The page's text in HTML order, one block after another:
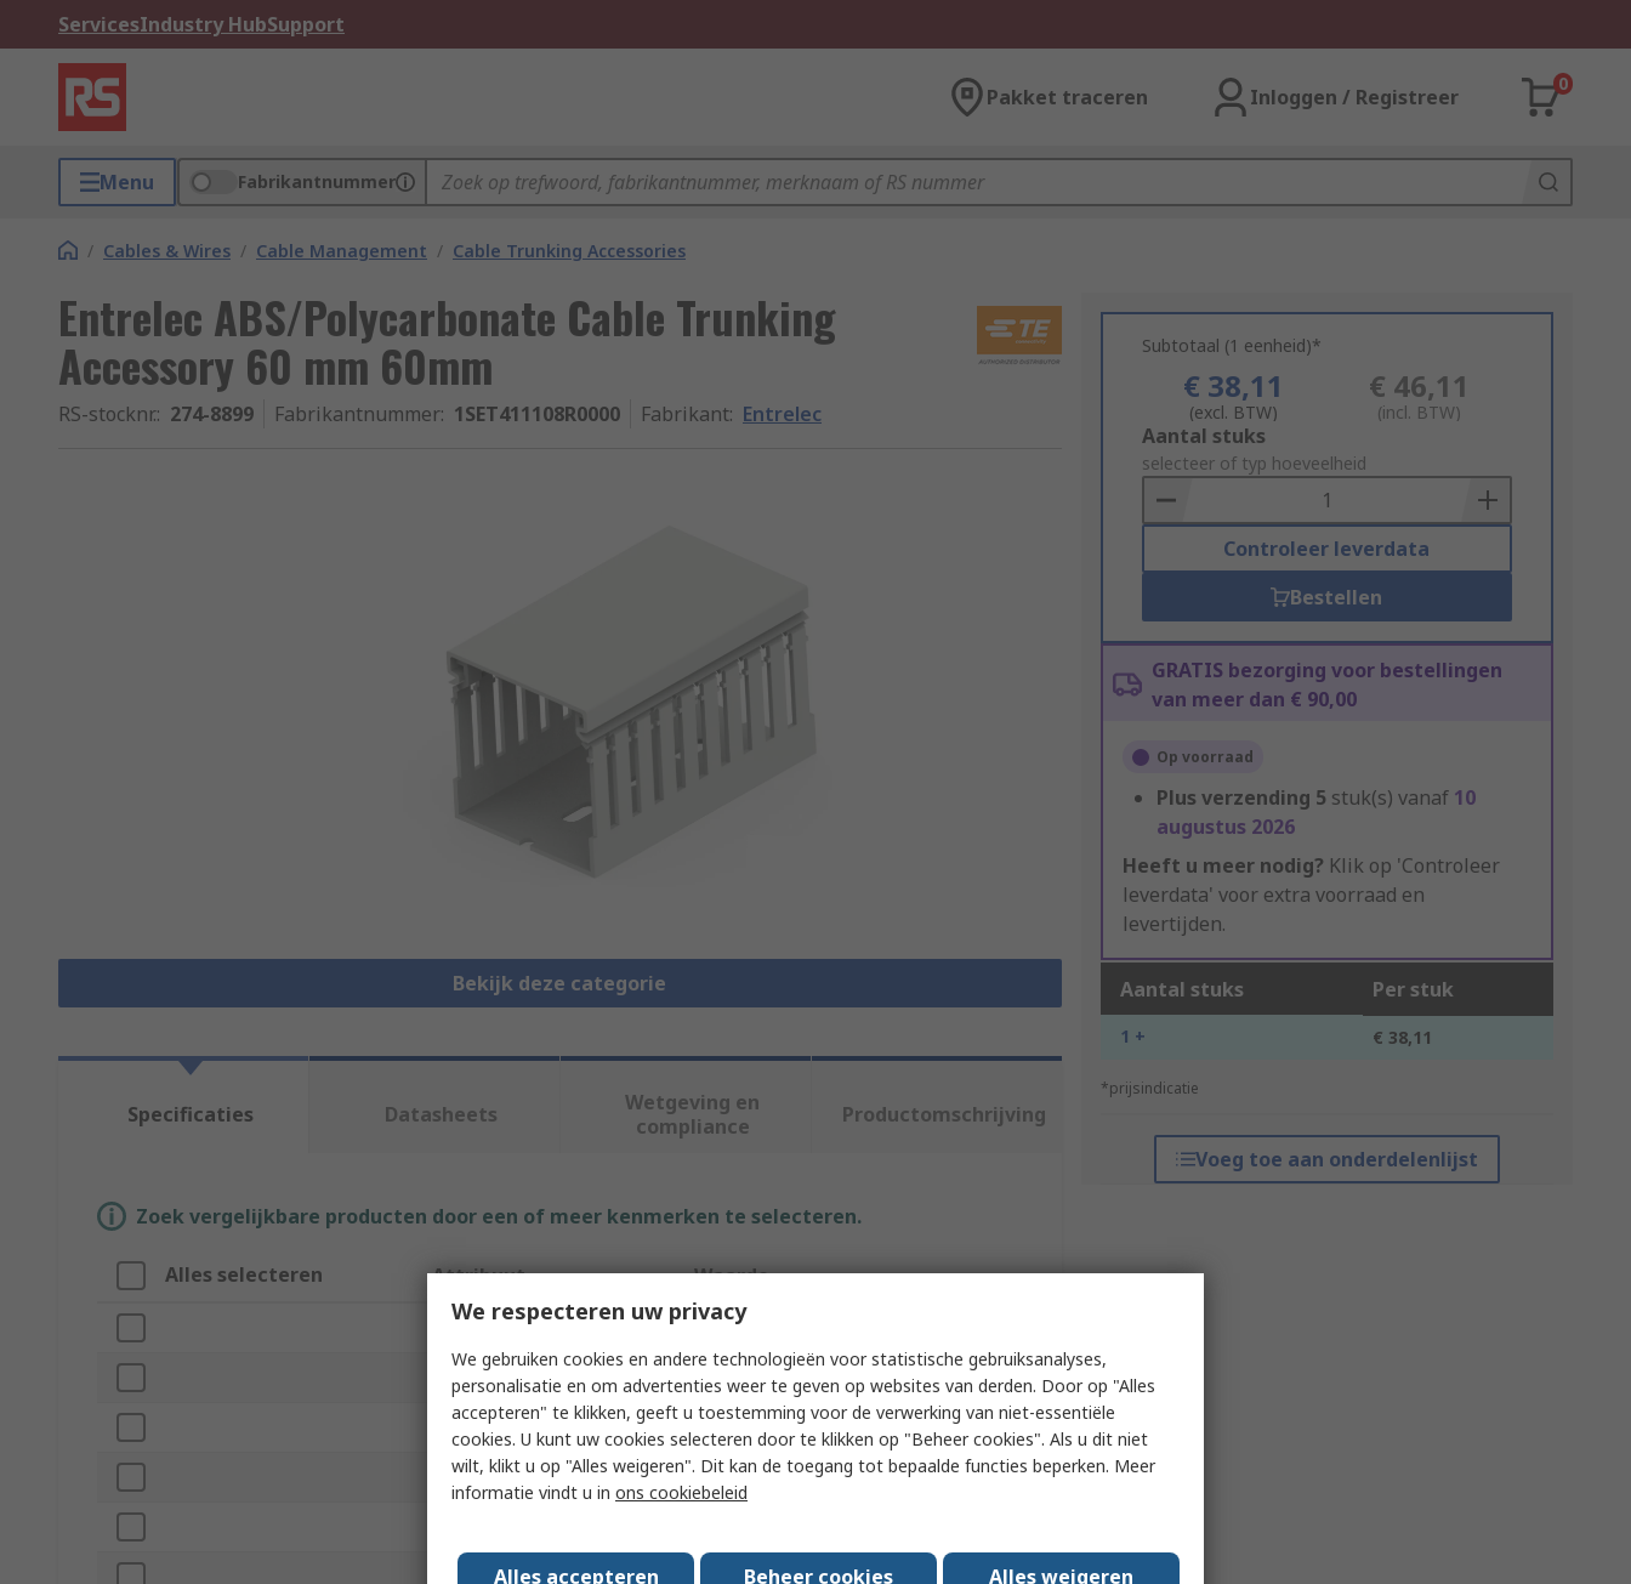
ServicesIndustry HubSupport
Pakket traceren Inloggen / Registreer
0
Menu Fabrikantnummer
/ Cables & Wires / Cable Management / Cable Trunking Accessories
Entrelec ABS/Polycarbonate Cable Trunking
Accessory 60 mm 60mm
RS-stocknr.: 274-8899 Fabrikantnummer: 1SET411108R0000 Fabrikant: Entrelec
Bekijk deze categorie
Subtotaal (1 eenheid)*
€ 38,11
(excl. BTW)
€ 46,11
(incl. BTW)
Add
to
Basket
Aantal stuks
selecteer of typ hoeveelheid
Controleer leverdata
Bestellen
GRATIS bezorging voor bestellingen
van meer dan € 90,00
Op voorraad
Plus verzending 5 stuk(s) vanaf 10
augustus 2026
Heeft u meer nodig? Klik op 'Controleer
leverdata' voor extra voorraad en
levertijden.
Aantal stuks Per stuk
1 + € 38,11
*prijsindicatie
Voeg toe aan onderdelenlijst
Specificaties Datasheets
Wetgeving en
compliance
Productomschrijving
Zoek vergelijkbare producten door een of meer kenmerken te selecteren.
Alles selecteren Attribuut Waarde
Entrelec
Product Type Cable Trunking Accessory
Material ABS/Polycarbonate
Accessory Type Cable Channel
We respecteren uw privacy
We gebruiken cookies en andere technologieën voor statistische gebruiksanalyses,
personalisatie en om advertenties weer te geven op websites van derden. Door op "Alles
accepteren" te klikken, geeft u toestemming voor de verwerking van niet-essentiële
cookies. U kunt uw cookies selecteren door te klikken op "Beheer cookies". Als u dit niet
wilt, klikt u op "Alles weigeren". Dit kan de toegang tot bepaalde functies beperken. Meer
informatie vindt u in ons cookiebeleid
Alles accepteren Beheer cookies Alles weigeren